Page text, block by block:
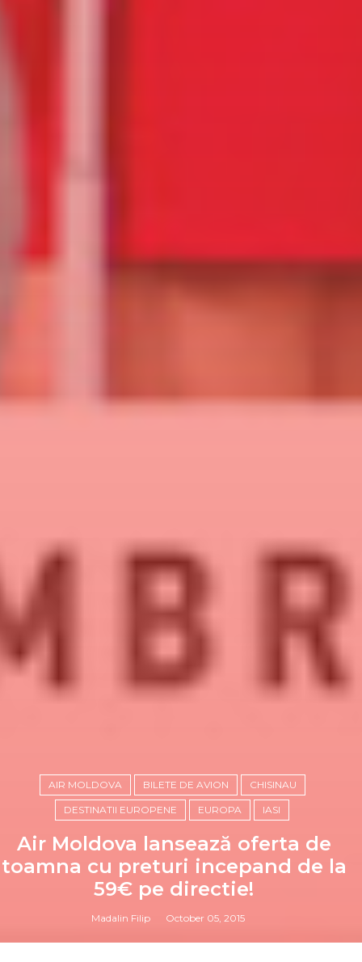
AIR MOLDOVA BILETE DE AVION CHISINAU
DESTINATII EUROPENE EUROPA IASI
Air Moldova lansează oferta de
toamna cu preturi incepand de la
59€ pe directie!
Madalin Filip October 05, 2015